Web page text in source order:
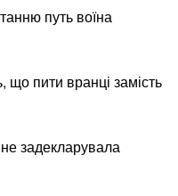
путь воїна
що пити вранці замість
задекларувала